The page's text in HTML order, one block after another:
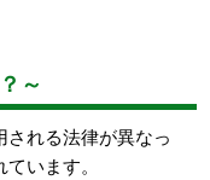
～
れる法律が異なっ
います。